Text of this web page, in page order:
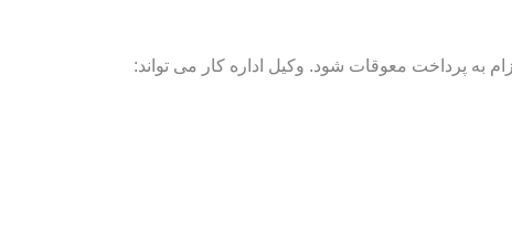
به پرداخت معوقات شود. وکیل اداره کار می تواند: